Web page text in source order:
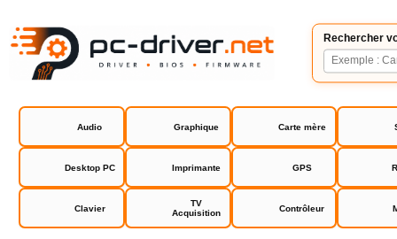
Rechercher
Audio Graphique Carte mère
Desktop PC Imprimante GPS
Clavier
TV
Acquisition
Contrôleur
AVM FRITZ!